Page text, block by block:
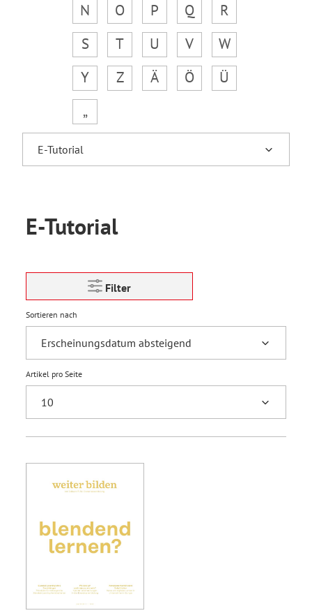
N
O P Q
R
S
T U V
W
Y
Z Ä Ö
Ü
„
E-Tutorial
Filter
Sortieren nach
Artikel pro Seite